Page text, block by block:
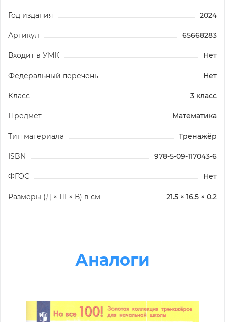
Год издания 2024
Артикул 65668283
Входит в УМК Нет
Федеральный перечень Нет
Класс 3 класс
Предмет Математика
Тип материала Тренажёр
ISBN 978-5-09-117043-6
ФГОС Нет
Размеры (Д × Ш × В) в см 21.5 × 16.5 × 0.2
Аналоги